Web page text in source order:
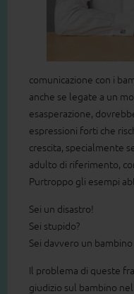
comunicazione con i
anche se legate a un
esasperazione,
espressioni forti che
crescita, specialmente
adulto di riferimento,
Purtroppo gli esempi
Sei un disastro!
Sei stupido?
Sei davvero un
Il problema di queste
giudizio sul bambino